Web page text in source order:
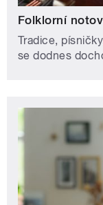
Folklorní
Tradice,
se dodnes